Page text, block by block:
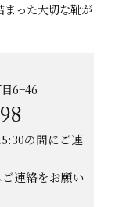
まった大切な靴が
6−46
の間にご連
連絡をお願い